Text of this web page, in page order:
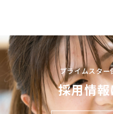
プライムスター
採用情